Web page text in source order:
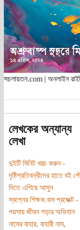
সচলায়তন.com | অনলাইন
লেখকের অন্যান্য
লেখা
দুইটি মিনিট খরচ করুন -
দৃষ্টিপ্রতিবন্ধীদের হাতে বই
দিতে এগিয়ে আসুন
স্বপ্নের শিক্ষক.কম প্রজেক্ট
পয়সায় জীবন গড়ার অভিযান
নামের বাহার, বাহারী নাম,